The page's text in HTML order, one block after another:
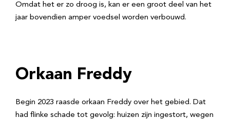
Omdat het er zo droog is, kan er een groot deel van het
jaar bovendien amper voedsel worden verbouwd.
Orkaan Freddy
Begin 2023 raasde orkaan Freddy over het gebied. Dat
had flinke schade tot gevolg: huizen zijn ingestort, wegen